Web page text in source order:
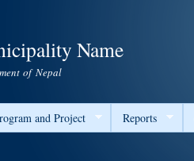
Name
of Nepal
and Project Reports